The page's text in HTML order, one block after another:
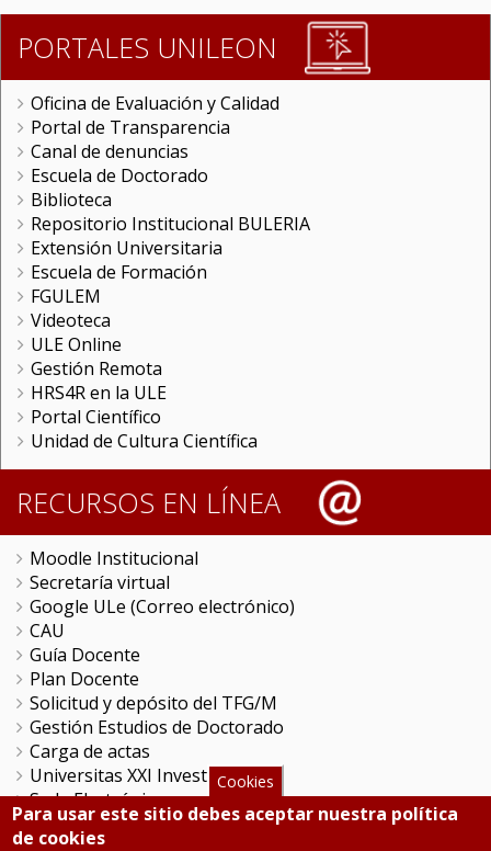
PORTALES UNILEON
Oficina de Evaluación y Calidad
Portal de Transparencia
Canal de denuncias
Escuela de Doctorado
Biblioteca
Repositorio Institucional BULERIA
Extensión Universitaria
Escuela de Formación
FGULEM
Videoteca
ULE Online
Gestión Remota
HRS4R en la ULE
Portal Científico
Unidad de Cultura Científica
RECURSOS EN LÍNEA
Moodle Institucional
Secretaría virtual
Google ULe (Correo electrónico)
CAU
Guía Docente
Plan Docente
Solicitud y depósito del TFG/M
Gestión Estudios de Doctorado
Carga de actas
Universitas XXI Investigación
Sede Electrónica
Tramitador unileon
Cookies
Para usar este sitio debes aceptar nuestra política
de cookies